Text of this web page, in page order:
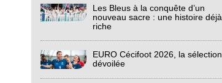
Les Bleus à la conquête d’un
nouveau sacre : une histoire déjà
riche
EURO Cécifoot 2026, la sélection
dévoilée